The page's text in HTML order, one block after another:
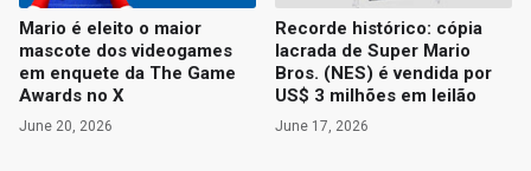
Mario é eleito o maior
mascote dos videogames
em enquete da The Game
Awards no X
June 20, 2026
Recorde histórico: cópia
lacrada de Super Mario
Bros. (NES) é vendida por
US$ 3 milhões em leilão
June 17, 2026